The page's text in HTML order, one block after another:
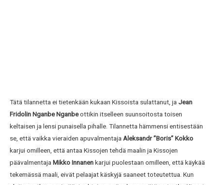
Tätä tilannetta ei tietenkään kukaan Kissoista sulattanut, jaJean
Fridolin Nganbe Nganbeottikin itselleen suunsoitosta toisen
keltaisen ja lensi punaisella pihalle. Tilannetta hämmensi entisestään
se, että vaikka vieraiden apuvalmentajaAleksandr ”Boris” Kokko
karjui omilleen, että antaa Kissojen tehdä maalin ja Kissojen
päävalmentajaMikko Innanenkarjui puolestaan omilleen, että käykää
tekemässä maali, eivät pelaajat käskyjä saaneet toteutettua. Kun